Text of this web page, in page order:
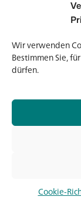
Wir verwenden
Bestimmen Sie,
dürfen.
Cookie-